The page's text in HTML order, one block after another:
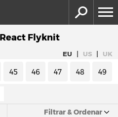
Flyknit
EU | US | UK
45 46 47 48 49
Filtrar & Ordenar